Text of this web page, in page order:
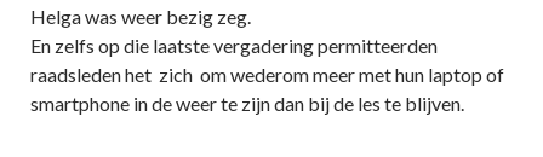
Helga was weer bezig zeg.
En zelfs op die laatste vergadering permitteerden
raadsleden het zich om wederom meer met hun laptop of
smartphone in de weer te zijn dan bij de les te blijven.